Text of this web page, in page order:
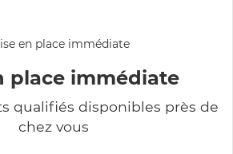
place immédiate
qualifiés disponibles près de
chez vous